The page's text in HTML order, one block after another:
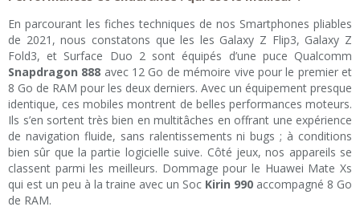
En parcourant les fiches techniques de nos Smartphones pliables
de 2021, nous constatons que les les Galaxy Z Flip3, Galaxy Z
Fold3, et Surface Duo 2 sont équipés d’une puce Qualcomm
Snapdragon 888 avec 12 Go de mémoire vive pour le premier et
8 Go de RAM pour les deux derniers. Avec un équipement presque
identique, ces mobiles montrent de belles performances moteurs.
Ils s’en sortent très bien en multitâches en offrant une expérience
de navigation fluide, sans ralentissements ni bugs ; à conditions
bien sûr que la partie logicielle suive. Côté jeux, nos appareils se
classent parmi les meilleurs. Dommage pour le Huawei Mate Xs
qui est un peu à la traine avec un Soc Kirin 990 accompagné 8 Go
de RAM.